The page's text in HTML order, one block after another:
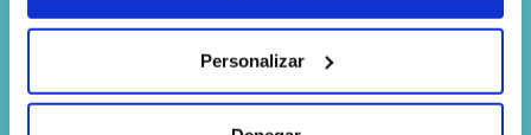
Personalizar
PROFESIONALES